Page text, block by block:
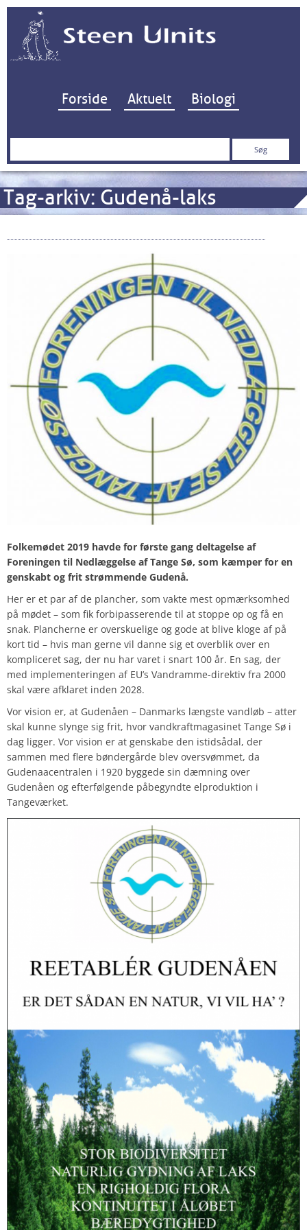
Hop til indhold
Forside Aktuelt Biologi
Søg
Tag-arkiv: Gudenå-laks
Folkemødet 2019 havde for første gang deltagelse af
Foreningen til Nedlæggelse af Tange Sø, som kæmper for en
genskabt og frit strømmende Gudenå.
Her er et par af de plancher, som vakte mest opmærksomhed
på mødet – som fik forbipasserende til at stoppe op og få en
snak. Plancherne er overskuelige og gode at blive kloge af på
kort tid – hvis man gerne vil danne sig et overblik over en
kompliceret sag, der nu har varet i snart 100 år. En sag, der
med implementeringen af EU’s Vandramme-direktiv fra 2000
skal være afklaret inden 2028.
Vor vision er, at Gudenåen – Danmarks længste vandløb – atter
skal kunne slynge sig frit, hvor vandkraftmagasinet Tange Sø i
dag ligger. Vor vision er at genskabe den istidsådal, der
sammen med flere bøndergårde blev oversvømmet, da
Gudenaacentralen i 1920 byggede sin dæmning over
Gudenåen og efterfølgende påbegyndte elproduktion i
Tangeværket.